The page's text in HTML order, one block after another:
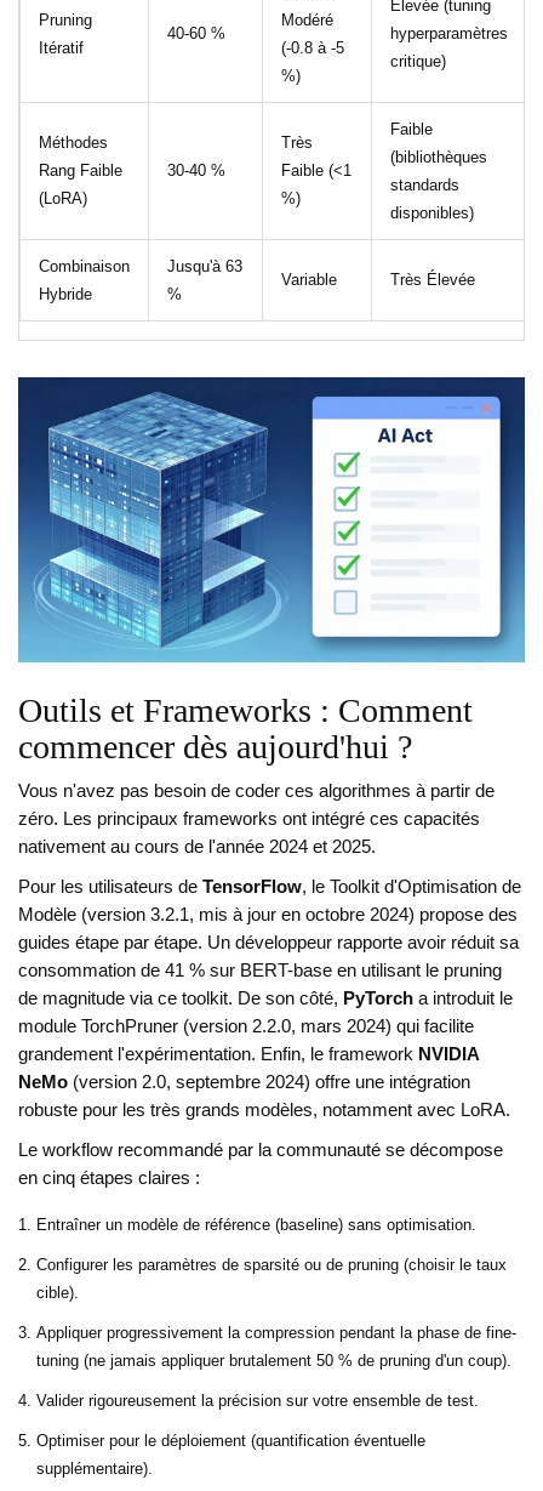
Pruning
Itératif
40-60 %
Modéré
(-0.8 à -5
%)
Élevée (tuning
hyperparamètres
critique)
Méthodes
Rang Faible
(LoRA)
30-40 %
Très
Faible (<1
%)
Faible
(bibliothèques
standards
disponibles)
Combinaison
Hybride
Jusqu'à 63
%
Variable Très Élevée
Outils et Frameworks : Comment
commencer dès aujourd'hui ?
Vous n'avez pas besoin de coder ces algorithmes à partir de
zéro. Les principaux frameworks ont intégré ces capacités
nativement au cours de l'année 2024 et 2025.
Pour les utilisateurs de TensorFlow, le Toolkit d'Optimisation de
Modèle (version 3.2.1, mis à jour en octobre 2024) propose des
guides étape par étape. Un développeur rapporte avoir réduit sa
consommation de 41 % sur BERT-base en utilisant le pruning
de magnitude via ce toolkit. De son côté, PyTorch a introduit le
module TorchPruner (version 2.2.0, mars 2024) qui facilite
grandement l'expérimentation. Enfin, le framework NVIDIA
NeMo (version 2.0, septembre 2024) offre une intégration
robuste pour les très grands modèles, notamment avec LoRA.
Le workflow recommandé par la communauté se décompose
en cinq étapes claires :
Entraîner un modèle de référence (baseline) sans optimisation.
Configurer les paramètres de sparsité ou de pruning (choisir le taux
cible).
Appliquer progressivement la compression pendant la phase de fine-
tuning (ne jamais appliquer brutalement 50 % de pruning d'un coup).
Valider rigoureusement la précision sur votre ensemble de test.
Optimiser pour le déploiement (quantification éventuelle
supplémentaire).